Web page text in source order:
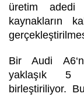
üretim adedi
kaynakların
Bir Audi
yaklaşık 5
birleştiriliyor.